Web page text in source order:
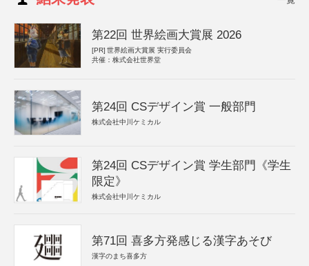
第22回 世界絵画大賞展 2026
[PR] 世界絵画大賞展 実行委員会
共催：株式会社世界堂
第24回 CSデザイン賞 一般部門
株式会社中川ケミカル
第24回 CSデザイン賞 学生部門《学生
限定》
株式会社中川ケミカル
第71回 喜多方発感じる漢字あそび
漢字のまち喜多方